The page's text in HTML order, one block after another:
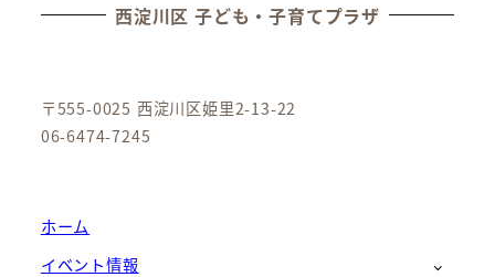
西淀川区 子ども・子育てプラザ
〒555-0025 西淀川区姫里2-13-22
06-6474-7245
ホーム
イベント情報